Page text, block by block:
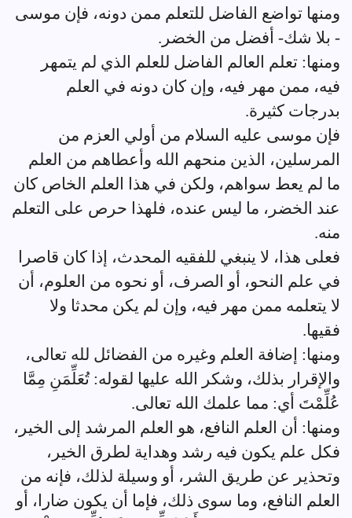
ومنها تواضع الفاضل للتعلم ممن دونه، فإن موسى
- بلا شك- أفضل من الخضر.
ومنها: تعلم العالم الفاضل للعلم الذي لم يتمهر
فيه، ممن مهر فيه، وإن كان دونه في العلم
بدرجات كثيرة.
فإن موسى عليه السلام من أولي العزم من
المرسلين، الذين منحهم الله وأعطاهم من العلم
ما لم يعط سواهم، ولكن في هذا العلم الخاص كان
عند الخضر، ما ليس عنده، فلهذا حرص على التعلم
منه.
فعلى هذا، لا ينبغي للفقيه المحدث، إذا كان قاصرا
في علم النحو، أو الصرف، أو نحوه من العلوم، أن
لا يتعلمه ممن مهر فيه، وإن لم يكن محدثا ولا
فقيها.
ومنها: إضافة العلم وغيره من الفضائل لله تعالى،
والإقرار بذلك، وشكر الله عليها لقوله: تُعَلِّمَنِ مِمَّا
عُلِّمْتَ أي: مما علمك الله تعالى.
ومنها: أن العلم النافع، هو العلم المرشد إلى الخير،
فكل علم يكون فيه رشد وهداية لطرق الخير،
وتحذير عن طريق الشر، أو وسيلة لذلك، فإنه من
العلم النافع، وما سوى ذلك، فإما أن يكون ضارا، أو